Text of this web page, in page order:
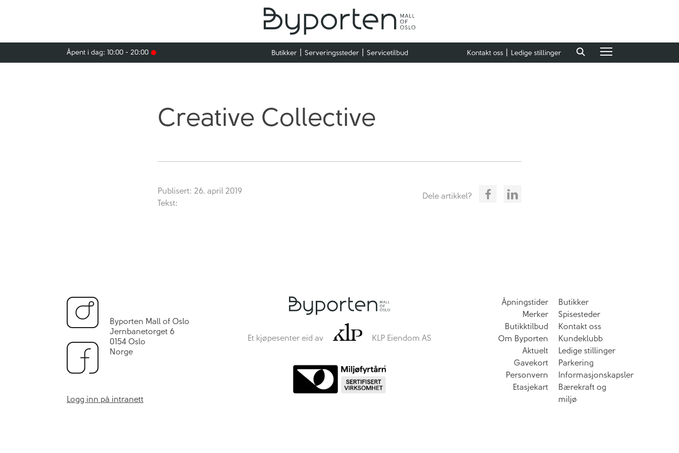
Åpent i dag: 10:00 - 20:00 Butikker Serveringssteder Servicetilbud Kontakt oss Ledige stillinger
Creative Collective
Publisert: 26. april 2019
Tekst:
Dele artikkel?
Byporten Mall of Oslo
Jernbanetorget 6
0154 Oslo
Norge
Logg inn på intranett
Et kjøpesenter eid av KLP Eiendom AS
Åpningstider
Butikker
Merker
Spisesteder
Butikktilbud
Kontakt oss
Om Byporten
Kundeklubb
Aktuelt
Ledige stillinger
Gavekort
Parkering
Personvern
Informasjonskapsler
Etasjekart
Bærekraft og
miljø